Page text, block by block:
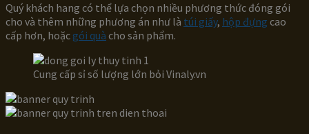
Quý khách hang có thể lựa chọn nhiều phương thức đóng gói
cho và thêm những phương án như là túi giấy, hộp đựng cao
cấp hơn, hoặc gói quà cho sản phẩm.
Cung cấp sỉ số lượng lớn bỏi Vinaly.vn